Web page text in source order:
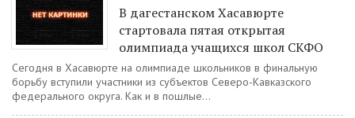
В дагестанском Хасавюрте
стартовала пятая открытая
олимпиада учащихся школ СКФО
Сегодня в Хасавюрте на олимпиаде школьников в финальную
борьбу вступили участники из субъектов Северо-Кавказского
федерального округа. Как и в пошлые...